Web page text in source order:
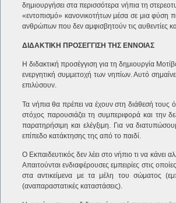
δημιουργήσει στα περισσότερα νήπια τη
«εντοπισμό» κανονικοτήτων μέσα σε μια φύση
ανθρώπων που δεν αμφισβητούν τις αυθεντίες
ΔΙΔΑΚΤΙΚΗ ΠΡΟΣΕΓΓΙΣΗ ΤΗΣ ΕΝΝΟΙΑΣ
Η διδακτική προσέγγιση για τη δημιουργία
ενεργητική συμμετοχή των νηπίων. Αυτό
επιλύσουν.
Τα νήπια θα πρέπει να έχουν στη διάθεσή τους
στόχος παρουσιάζει τη συμπεριφορά και την
παρατηρήσιμη και ελέγξιμη. Για να
επίπεδο κατάκτησης της από το παιδί.
Ο Εκπαιδευτικός δεν λέει στο νήπιο τι να
Απαιτούνται ενδιαφέρουσες εμπειρίες στις
στα αντικείμενα με τα μέλη του σώματος
(αναπαραστατικές καταστάσεις).